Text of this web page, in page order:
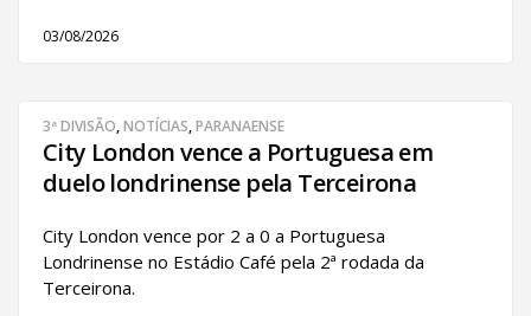
03/08/2026
3ª DIVISÃO,NOTÍCIAS,PARANAENSE
City London vence a Portuguesa em
duelo londrinense pela Terceirona
City London vence por 2 a 0 a Portuguesa
Londrinense no Estádio Café pela 2ª rodada da
Terceirona.